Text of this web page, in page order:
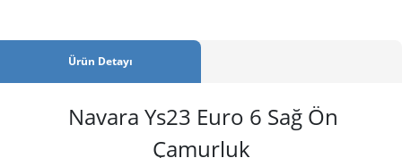
Ürün Detayı
Navara Ys23 Euro 6 Sağ Ön
Çamurluk